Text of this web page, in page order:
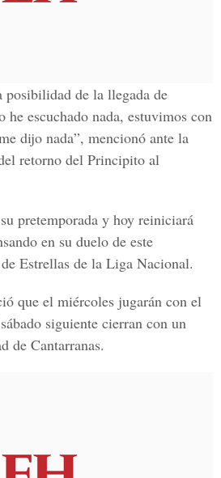
posibilidad de la llegada de
he escuchado nada, estuvimos con
dijo nada”, mencionó ante la
retorno del Principito al
pretemporada y hoy reiniciará
en su duelo de este
Estrellas de la Liga Nacional.
que el miércoles jugarán con el
siguiente cierran con un
de Cantarranas.